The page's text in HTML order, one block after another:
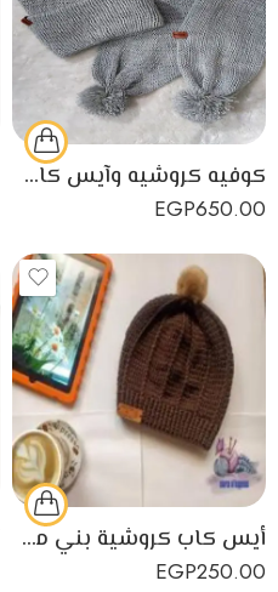
كوفيه كروشيه وآيس كاب حريمي أو بناتي
EGP650.00
أيس كاب كروشية بني مصمم يدوياً بطريقة رائعه
EGP250.00